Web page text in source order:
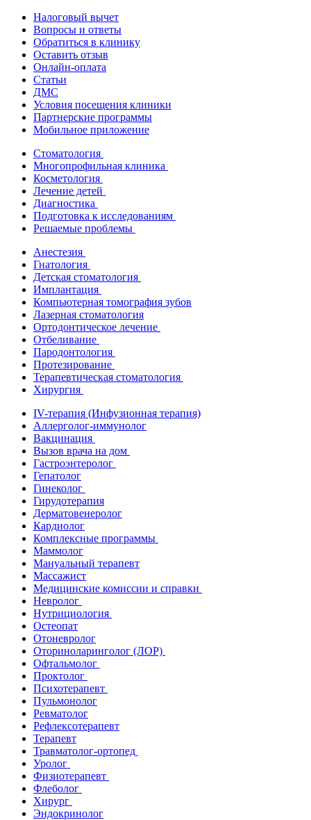
Налоговый вычет
Вопросы и ответы
Обратиться в клинику
Оставить отзыв
Онлайн-оплата
Статьи
ДМС
Условия посещения клиники
Партнерские программы
Мобильное приложение
Стоматология
Многопрофильная клиника
Косметология
Лечение детей
Диагностика
Подготовка к исследованиям
Решаемые проблемы
Анестезия
Гнатология
Детская стоматология
Имплантация
Компьютерная томография зубов
Лазерная стоматология
Ортодонтическое лечение
Отбеливание
Пародонтология
Протезирование
Терапевтическая стоматология
Хирургия
IV-терапия (Инфузионная терапия)
Аллерголог-иммунолог
Вакцинация
Вызов врача на дом
Гастроэнтеролог
Гепатолог
Гинеколог
Гирудотерапия
Дерматовенеролог
Кардиолог
Комплексные программы
Маммолог
Мануальный терапевт
Массажист
Медицинские комиссии и справки
Невролог
Нутрициология
Остеопат
Отоневролог
Оториноларинголог (ЛОР)
Офтальмолог
Проктолог
Психотерапевт
Пульмонолог
Ревматолог
Рефлексотерапевт
Терапевт
Травматолог-ортопед
Уролог
Физиотерапевт
Флеболог
Хирург
Эндокринолог